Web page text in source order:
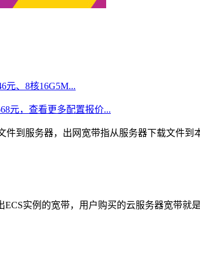
元、8核16G5M...
元，查看更多配置报价...
到服务器，出网宽带指从服务器下载文件
实例的宽带，用户购买的云服务器宽带就是